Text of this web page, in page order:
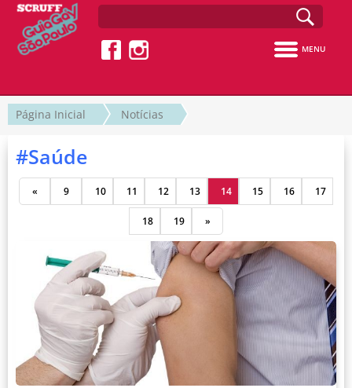
MENU
Página Inicial Notícias
#Saúde
« 9 10 11 12 13 14 15 16 17
18 19 »